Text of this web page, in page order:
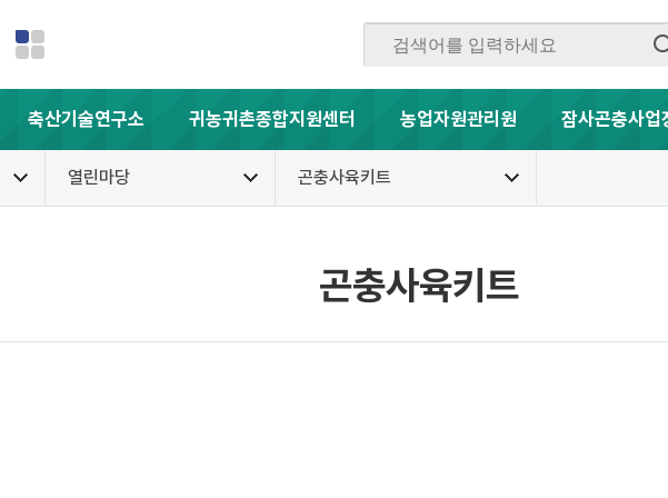
축산기술연구소 귀농귀촌종합지원센터 농업자원관리원 잠사곤충사업
열린마당 곤충사육키트
곤충사육키트